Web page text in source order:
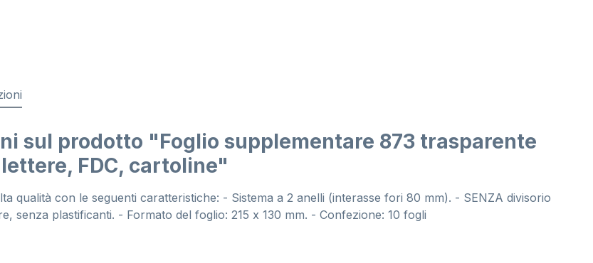
sul prodotto "Foglio supplementare 873 trasparente
FDC, cartoline"
qualità con le seguenti caratteristiche: - Sistema a 2 anelli (interasse fori 80 mm). - SENZA divisorio
senza plastificanti. - Formato del foglio: 215 x 130 mm. - Confezione: 10 fogli